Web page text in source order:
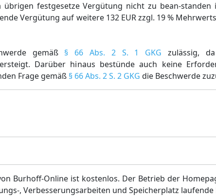
festgesetze Vergütung nicht zu bean-
Vergütung auf weitere 132 EUR zzgl. 19 %
gemäß § 66 Abs. 2 S. 1 GKG zulässig,
Darüber hinaus bestünde auch keine
Frage gemäß § 66 Abs. 2 S. 2 GKG die Beschwerde
Burhoff-Online ist kostenlos. Der Betrieb der
, Verbesserungsarbeiten und Speicherplatz laufende